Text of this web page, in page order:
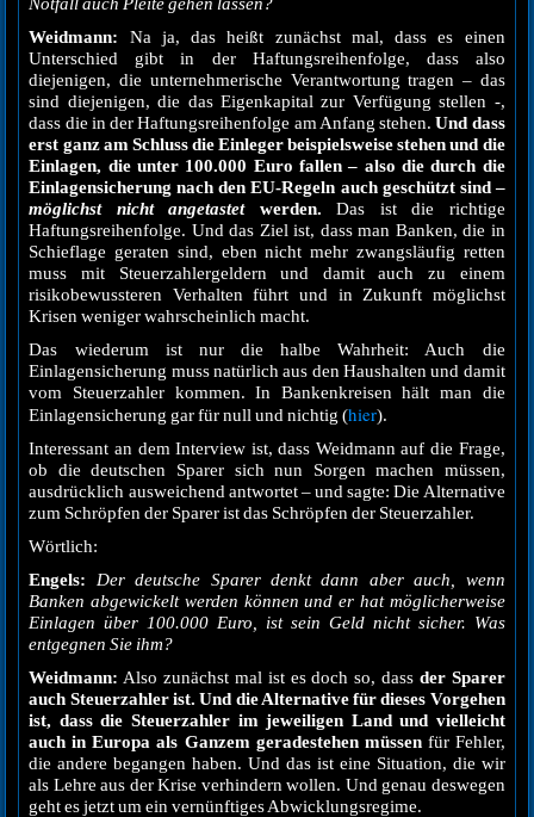
Weidmann: Na ja, das heißt zunächst mal, dass es einen
Unterschied gibt in der Haftungsreihenfolge, dass also
diejenigen, die unternehmerische Verantwortung tragen – das
sind diejenigen, die das Eigenkapital zur Verfügung stellen -,
dass die in der Haftungsreihenfolge am Anfang stehen.Und dass
erst ganz am Schluss die Einleger beispielsweise stehen und die
Einlagen, die unter 100.000 Euro fallen – also die durch die
Einlagensicherung nach den EU-Regeln auch geschützt sind –
möglichstnicht angetastetwerden. Das ist die richtige
Haftungsreihenfolge. Und das Ziel ist, dass man Banken, die in
Schieflage geraten sind, eben nicht mehr zwangsläufig retten
muss mit Steuerzahlergeldern und damit auch zu einem
risikobewussteren Verhalten führt und in Zukunft möglichst
Krisen weniger wahrscheinlich macht.
Das wiederum ist nur die halbe Wahrheit: Auch die
Einlagensicherung muss natürlich aus den Haushalten und damit
vom Steuerzahler kommen. In Bankenkreisen hält man die
Einlagensicherung gar für null und nichtig (hier).
Interessant an dem Interview ist, dass Weidmann auf die Frage,
ob die deutschen Sparer sich nun Sorgen machen müssen,
ausdrücklich ausweichend antwortet – und sagte: Die Alternative
zum Schröpfen der Sparer ist das Schröpfen der Steuerzahler.
Wörtlich:
Engels:
Der deutsche Sparer denkt dann aber auch, wenn
Banken abgewickelt werden können und er hat möglicherweise
Einlagen über 100.000 Euro, ist sein Geld nicht sicher. Was
entgegnen Sie ihm?
Weidmann: Also zunächst mal ist es doch so, dass der Sparer
auch Steuerzahler ist. Und die Alternative für dieses Vorgehen
ist, dass die Steuerzahler im jeweiligen Land und vielleicht
auch in Europa als Ganzem geradestehen müssenfür Fehler,
die andere begangen haben. Und das ist eine Situation, die wir
als Lehre aus der Krise verhindern wollen. Und genau deswegen
geht es jetzt um ein vernünftiges Abwicklungsregime.